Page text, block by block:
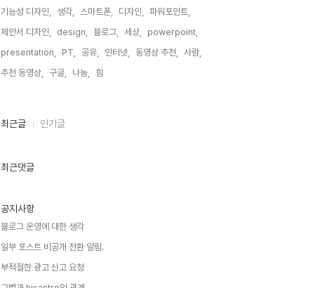
기능성 디자인, 생각, 스마트폰, 디자인,
파워포인트,
제안서 디자인,
design, 블로그, 세상,
powerpoint,
presentation,
PT, 공유, 인터넷, 동영상 추천,
사람,
추천 동영상,
구글, 나눔, 힘,
최
인
최근글 인기글
최근댓글
공지사항
블로그 운영에 대한 생각
일부 포스트 비공개 전환 알림.
부적절한 광고 신고 요청